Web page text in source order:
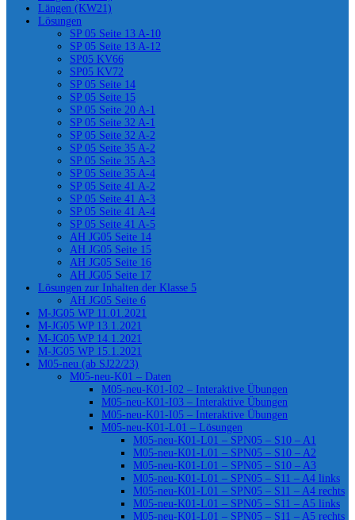
Längen (KW21)
Lösungen
SP 05 Seite 13 A-10
SP 05 Seite 13 A-12
SP05 KV66
SP05 KV72
SP 05 Seite 14
SP 05 Seite 15
SP 05 Seite 20 A-1
SP 05 Seite 32 A-1
SP 05 Seite 32 A-2
SP 05 Seite 35 A-2
SP 05 Seite 35 A-3
SP 05 Seite 35 A-4
SP 05 Seite 41 A-2
SP 05 Seite 41 A-3
SP 05 Seite 41 A-4
SP 05 Seite 41 A-5
AH JG05 Seite 14
AH JG05 Seite 15
AH JG05 Seite 16
AH JG05 Seite 17
Lösungen zur Inhalten der Klasse 5
AH JG05 Seite 6
M-JG05 WP 11.01.2021
M-JG05 WP 13.1.2021
M-JG05 WP 14.1.2021
M-JG05 WP 15.1.2021
M05-neu (ab SJ22/23)
M05-neu-K01 – Daten
M05-neu-K01-I02 – Interaktive Übungen
M05-neu-K01-I03 – Interaktive Übungen
M05-neu-K01-I05 – Interaktive Übungen
M05-neu-K01-L01 – Lösungen
M05-neu-K01-L01 – SPN05 – S10 – A1
M05-neu-K01-L01 – SPN05 – S10 – A2
M05-neu-K01-L01 – SPN05 – S10 – A3
M05-neu-K01-L01 – SPN05 – S11 – A4 links
M05-neu-K01-L01 – SPN05 – S11 – A4 rechts
M05-neu-K01-L01 – SPN05 – S11 – A5 links
M05-neu-K01-L01 – SPN05 – S11 – A5 rechts